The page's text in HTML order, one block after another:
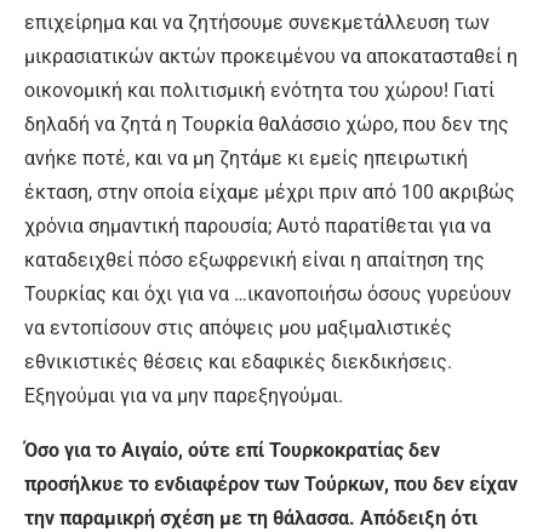
επιχείρημα και να ζητήσουμε συνεκμετάλλευση των
μικρασιατικών ακτών προκειμένου να αποκατασταθεί η
οικονομική και πολιτισμική ενότητα του χώρου! Γιατί
δηλαδή να ζητά η Τουρκία θαλάσσιο χώρο, που δεν της
ανήκε ποτέ, και να μη ζητάμε κι εμείς ηπειρωτική
έκταση, στην οποία είχαμε μέχρι πριν από 100 ακριβώς
χρόνια σημαντική παρουσία; Αυτό παρατίθεται για να
καταδειχθεί πόσο εξωφρενική είναι η απαίτηση της
Τουρκίας και όχι για να …ικανοποιήσω όσους γυρεύουν
να εντοπίσουν στις απόψεις μου μαξιμαλιστικές
εθνικιστικές θέσεις και εδαφικές διεκδικήσεις.
Εξηγούμαι για να μην παρεξηγούμαι.
Όσο για το Αιγαίο, ούτε επί Τουρκοκρατίας δεν
προσήλκυε το ενδιαφέρον των Τούρκων, που δεν είχαν
την παραμικρή σχέση με τη θάλασσα. Απόδειξη ότι